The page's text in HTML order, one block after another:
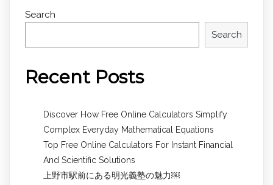
Search
Search
Recent Posts
Discover How Free Online Calculators Simplify
Complex Everyday Mathematical Equations
Top Free Online Calculators For Instant Financial
And Scientific Solutions
上野市駅前にある明光義塾の魅力￼